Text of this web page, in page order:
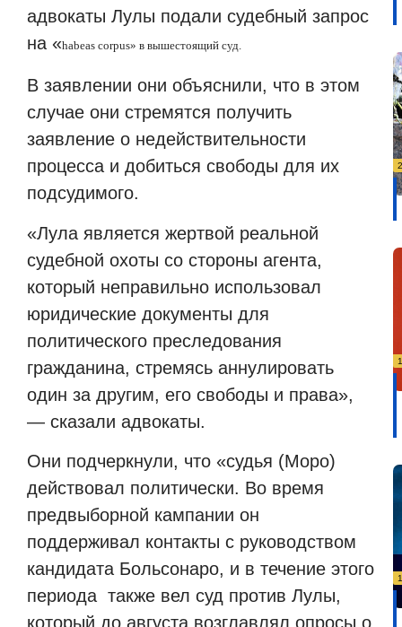
адвокаты Лулы подали судебный запрос
на «habeas corpus» в вышестоящий суд.
В заявлении они объяснили, что в этом
случае они стремятся получить
заявление о недействительности
процесса и добиться свободы для их
подсудимого.
«Лула является жертвой реальной
судебной охоты со стороны агента,
который неправильно использовал
юридические документы для
политического преследования
гражданина, стремясь аннулировать
один за другим, его свободы и права»,
— сказали адвокаты.
Они подчеркнули, что «судья (Моро)
действовал политически. Во время
предвыборной кампании он
поддерживал контакты с руководством
кандидата Больсонаро, и в течение этого
периода также вел суд против Лулы,
который до августа возглавлял опросы о